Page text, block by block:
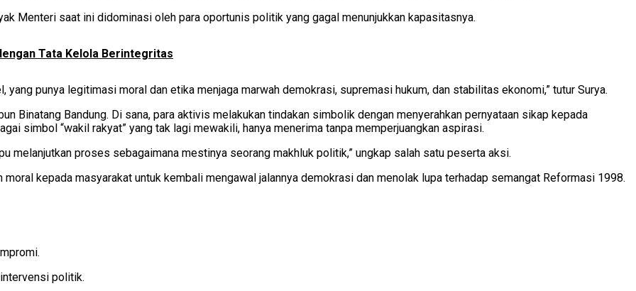
Menteri saat ini didominasi oleh para oportunis politik yang gagal menunjukkan kapasitasnya.
Tata Kelola Berintegritas
punya legitimasi moral dan etika menjaga marwah demokrasi, supremasi hukum, dan stabilitas ekonomi,” tutur Surya.
Binatang Bandung. Di sana, para aktivis melakukan tindakan simbolik dengan menyerahkan pernyataan sikap kepada
simbol “wakil rakyat” yang tak lagi mewakili, hanya menerima tanpa memperjuangkan aspirasi.
melanjutkan proses sebagaimana mestinya seorang makhluk politik,” ungkap salah satu peserta aksi.
kepada masyarakat untuk kembali mengawal jalannya demokrasi dan menolak lupa terhadap semangat Reformasi 1998.
politik.